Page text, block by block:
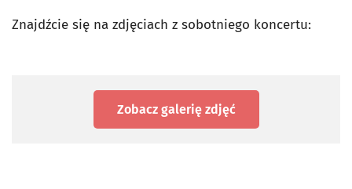
Znajdźcie się na zdjęciach z sobotniego koncertu:
Zobacz galerię zdjęć